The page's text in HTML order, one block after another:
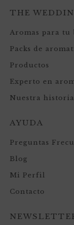
THE
Aromas para tu
Packs de
Productos
Experto en
Nuestra historia
AYUDA
Preguntas
Blog
Mi Perfil
Contacto